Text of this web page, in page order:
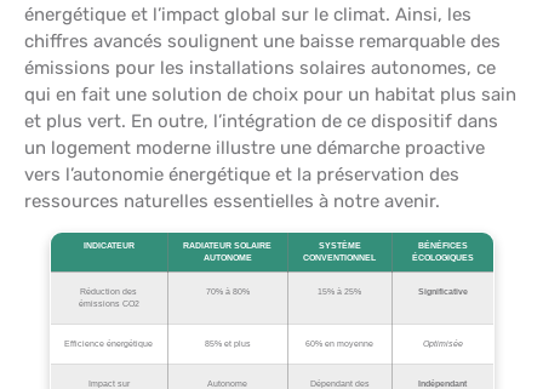
énergétique et l’impact global sur le climat. Ainsi, les
chiffres avancés soulignent une baisse remarquable des
émissions pour les installations solaires autonomes, ce
qui en fait une solution de choix pour un habitat plus sain
et plus vert. En outre, l’intégration de ce dispositif dans
un logement moderne illustre une démarche proactive
vers l’autonomie énergétique et la préservation des
ressources naturelles essentielles à notre avenir.
INDICATEUR
RADIATEUR SOLAIRE
AUTONOME
SYSTÈME
CONVENTIONNEL
BÉNÉFICES
ÉCOLOGIQUES
Réduction des
émissions CO2
70% à 80% 15% à 25% Significative
Efficience énergétique 85% et plus 60% en moyenne Optimisée
Impact sur
Autonome
Dépendant des
Indépendant